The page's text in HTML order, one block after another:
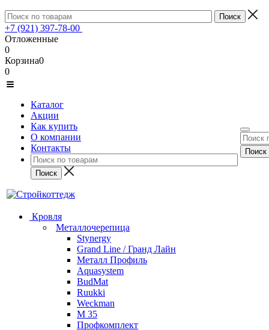
+7 (921) 397-78-00
Отложенные
0
Корзина0
0
Каталог
Акции
Как купить
О компании
Контакты
Кровля
Металлочерепица
Stynergy
Grand Line / Гранд Лайн
Металл Профиль
Aquasystem
BudMat
Ruukki
Weckman
М 35
Профкомплект